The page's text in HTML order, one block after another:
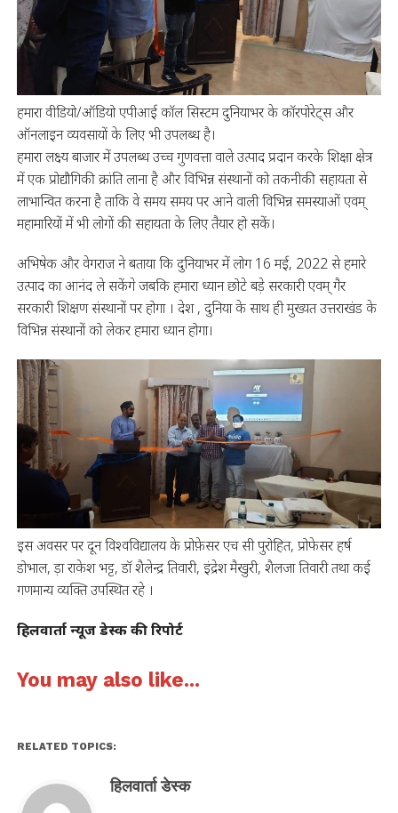
हमारा वीडियो/ऑडियो एपीआई कॉल सिस्टम दुनियाभर के कॉरपोरेट्स और
ऑनलाइन व्यवसायों के लिए भी उपलब्ध है।
हमारा लक्ष्य बाजार में उपलब्ध उच्च गुणवत्ता वाले उत्पाद प्रदान करके शिक्षा क्षेत्र
में एक प्रोद्यौगिकी क्रांति लाना है और विभिन्न संस्थानों को तकनीकी सहायता से
लाभान्वित करना है ताकि वे समय समय पर आने वाली विभिन्न समस्याओं एवम्
महामारियों में भी लोगों की सहायता के लिए तैयार हो सकें।
अभिषेक और वेगराज ने बताया कि दुनियाभर में लोग 16 मई, 2022 से हमारे
उत्पाद का आनंद ले सकेंगे जबकि हमारा ध्यान छोटे बड़े सरकारी एवम् गैर
सरकारी शिक्षण संस्थानों पर होगा । देश , दुनिया के साथ ही मुख्यत उत्तराखंड के
विभिन्न संस्थानों को लेकर हमारा ध्यान होगा।
इस अवसर पर दून विश्वविद्यालय के प्रोफ़ेसर एच सी पुरोहित, प्रोफेसर हर्ष
डोभाल, ड़ा राकेश भट्ट, डॉ शैलेन्द्र तिवारी, इंद्रेश मैखुरी, शैलजा तिवारी तथा कई
गणमान्य व्यक्ति उपस्थित रहे ।
हिलवार्ता न्यूज डेस्क की रिपोर्ट
You may also like...
RELATED TOPICS:
हिलवार्ता डेस्क